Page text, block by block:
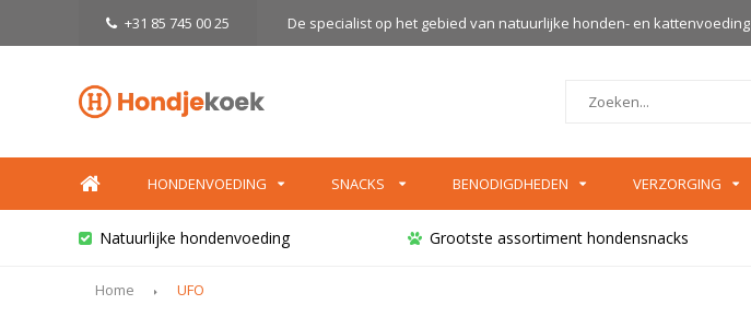
+31 85 745 00 25 De specialist op het gebied van natuurlijke honden- en kattenvoeding
HONDENVOEDING SNACKS BENODIGDHEDEN VERZORGING
Natuurlijke hondenvoeding Grootste assortiment hondensnacks
Home UFO